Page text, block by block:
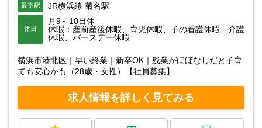
最寄駅 JR横浜線 菊名駅
休日
月9～10日休
休暇：産前産後休暇、育児休暇、子の看護休暇、介護
休暇、バースデー休暇
横浜市港北区｜早い終業｜新卒OK｜残業がほぼなしだと子育
ても安心かも（28歳・女性）【社員募集】
求人情報を詳しく見てみる